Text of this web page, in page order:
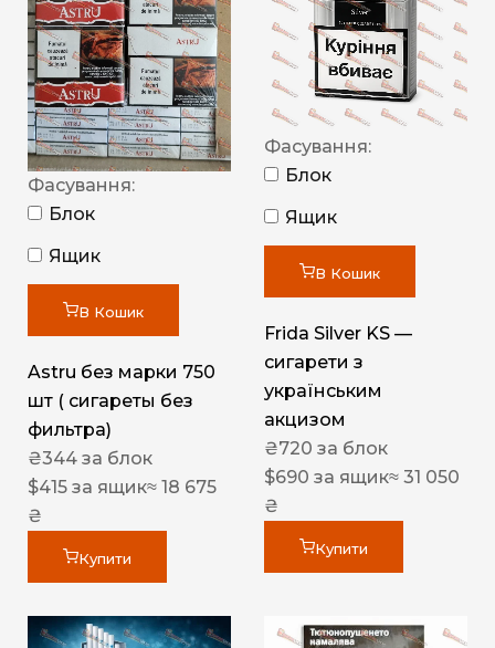
Фасування:
Блок
Ящик
В Кошик
Astru без марки 750
шт ( сигареты без
фильтра)
₴344 за блок
$415 за ящик≈ 18 675
₴
Купити
Фасування:
Блок
Ящик
В Кошик
Frida Silver KS —
сигарети з
українським
акцизом
₴720 за блок
$690 за ящик≈ 31 050
₴
Купити